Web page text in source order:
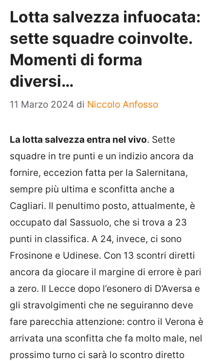
Lotta salvezza infuocata:
sette squadre coinvolte.
Momenti di forma
diversi…
11 Marzo 2024 di Niccolo Anfosso
La lotta salvezza entra nel vivo. Sette
squadre in tre punti e un indizio ancora da
fornire, eccezion fatta per la Salernitana,
sempre più ultima e sconfitta anche a
Cagliari. Il penultimo posto, attualmente, è
occupato dal Sassuolo, che si trova a 23
punti in classifica. A 24, invece, ci sono
Frosinone e Udinese. Con 13 scontri diretti
ancora da giocare il margine di errore è pari
a zero. Il Lecce dopo l’esonero di D’Aversa e
gli stravolgimenti che ne seguiranno deve
fare parecchia attenzione: contro il Verona è
arrivata una sconfitta che fa molto male, nel
prossimo turno ci sarà lo scontro diretto